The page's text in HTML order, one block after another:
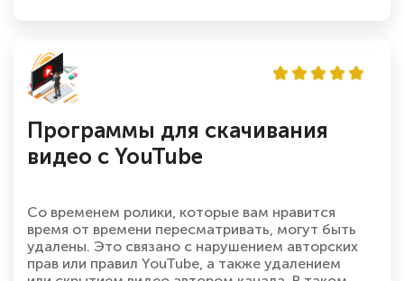
Программы для скачивания
видео с YouTube
Со временем ролики, которые вам нравится
время от времени пересматривать, могут быть
удалены. Это связано с нарушением авторских
прав или правил YouTube, а также удалением